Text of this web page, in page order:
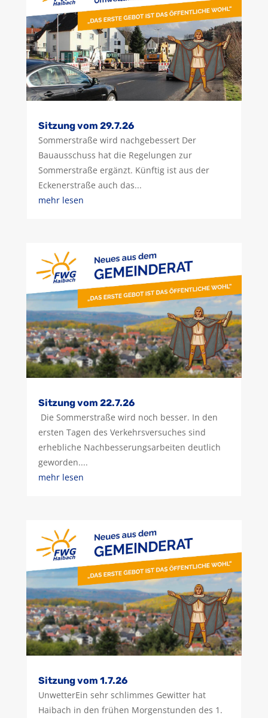
Sitzung vom 29.7.26
Sommerstraße wird nachgebessert Der
Bauausschuss hat die Regelungen zur
Sommerstraße ergänzt. Künftig ist aus der
Eckenerstraße auch das...
mehr lesen
Sitzung vom 22.7.26
Die Sommerstraße wird noch besser. In den
ersten Tagen des Verkehrsversuches sind
erhebliche Nachbesserungsarbeiten deutlich
geworden....
mehr lesen
Sitzung vom 1.7.26
UnwetterEin sehr schlimmes Gewitter hat
Haibach in den frühen Morgenstunden des 1.